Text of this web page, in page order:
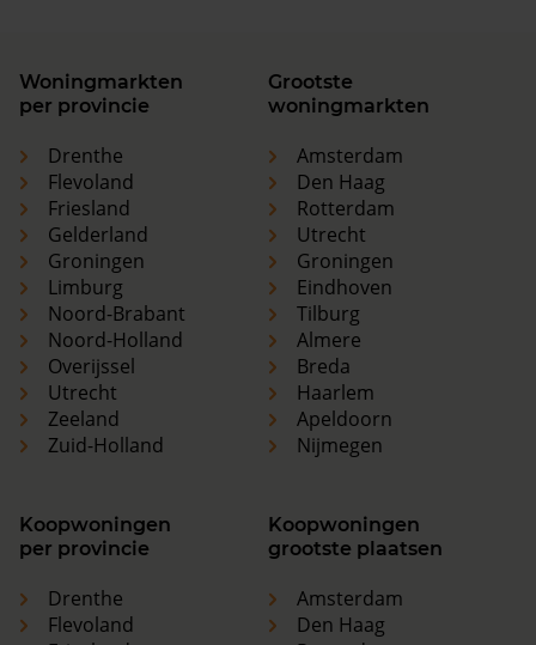
Woningmarkten
per provincie
Drenthe
Flevoland
Friesland
Gelderland
Groningen
Limburg
Noord-Brabant
Noord-Holland
Overijssel
Utrecht
Zeeland
Zuid-Holland
Grootste
woningmarkten
Amsterdam
Den Haag
Rotterdam
Utrecht
Groningen
Eindhoven
Tilburg
Almere
Breda
Haarlem
Apeldoorn
Nijmegen
Koopwoningen
per provincie
Drenthe
Flevoland
Koopwoningen
grootste plaatsen
Amsterdam
Den Haag